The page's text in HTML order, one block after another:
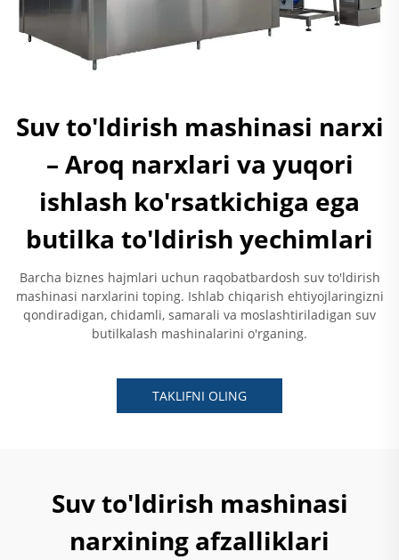
Suv to'ldirish mashinasi narxi
– Aroq narxlari va yuqori
ishlash ko'rsatkichiga ega
butilka to'ldirish yechimlari
Barcha biznes hajmlari uchun raqobatbardosh suv to'ldirish
mashinasi narxlarini toping. Ishlab chiqarish ehtiyojlaringizni
qondiradigan, chidamli, samarali va moslashtiriladigan suv
butilkalash mashinalarini o'rganing.
TAKLIFNI OLING
Suv to'ldirish mashinasi
narxining afzalliklari